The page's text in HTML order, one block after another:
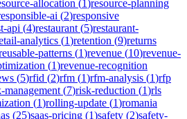
allocation (1)resource-planning
ai (2)responsive
api (4)restaurant (5)restaurant-
analytics (1)retention (9)returns
patterns (1)revenue (10)revenue-
(1)revenue-recognition
(5)rfid (2)rfm (1)rfm-analysis (1)rfp
management (7)risk-reduction (1)rls
(1)rolling-update (1)romania
(25)saas-pricing (1)safety (2)safety-